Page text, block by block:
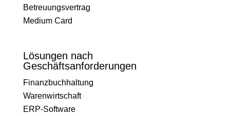
Betreuungsvertrag
Medium Card
Lösungen nach
Geschäftsanforderungen
Finanzbuchhaltung
Warenwirtschaft
ERP-Software